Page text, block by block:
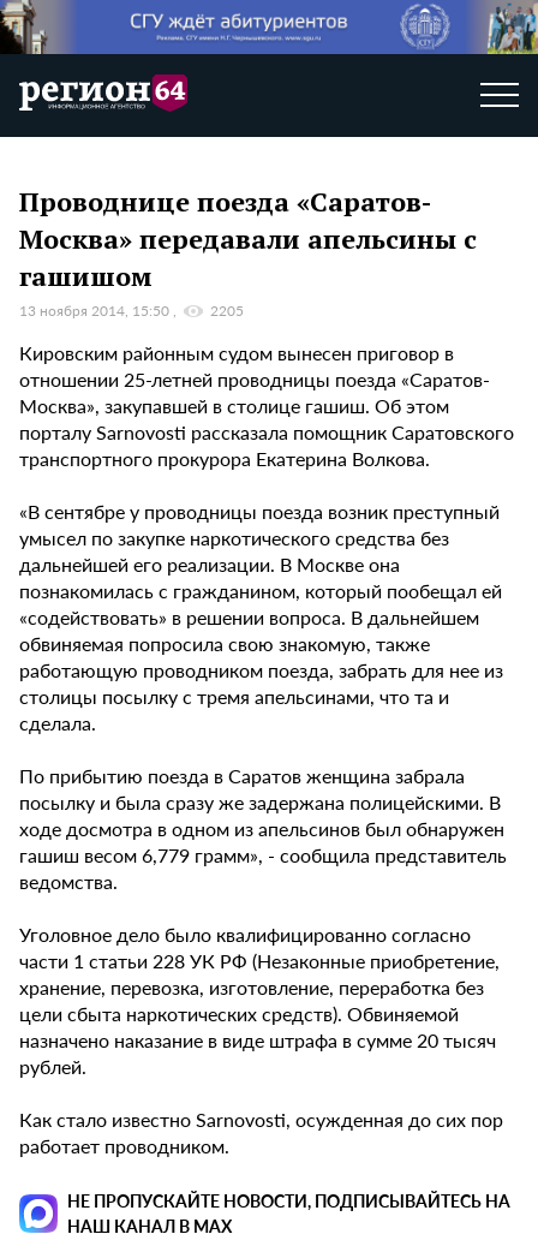
Проводнице поезда «Саратов-
Москва» передавали апельсины с
гашишом
13 ноября 2014, 15:50 2205
Кировским районным судом вынесен приговор в
отношении 25-летней проводницы поезда «Саратов-
Москва», закупавшей в столице гашиш. Об этом
порталу Sarnovosti рассказала помощник Саратовского
транспортного прокурора Екатерина Волкова.
«В сентябре у проводницы поезда возник преступный
умысел по закупке наркотического средства без
дальнейшей его реализации. В Москве она
познакомилась с гражданином, который пообещал ей
«содействовать» в решении вопроса. В дальнейшем
обвиняемая попросила свою знакомую, также
работающую проводником поезда, забрать для нее из
столицы посылку с тремя апельсинами, что та и
сделала.
По прибытию поезда в Саратов женщина забрала
посылку и была сразу же задержана полицейскими. В
ходе досмотра в одном из апельсинов был обнаружен
гашиш весом 6,779 грамм», - сообщила представитель
ведомства.
Уголовное дело было квалифицированно согласно
части 1 статьи 228 УК РФ (Незаконные приобретение,
хранение, перевозка, изготовление, переработка без
цели сбыта наркотических средств). Обвиняемой
назначено наказание в виде штрафа в сумме 20 тысяч
рублей.
Как стало известно Sarnovosti, осужденная до сих пор
работает проводником.
НЕ ПРОПУСКАЙТЕ НОВОСТИ, ПОДПИСЫВАЙТЕСЬ НА
НАШ КАНАЛ В MAX